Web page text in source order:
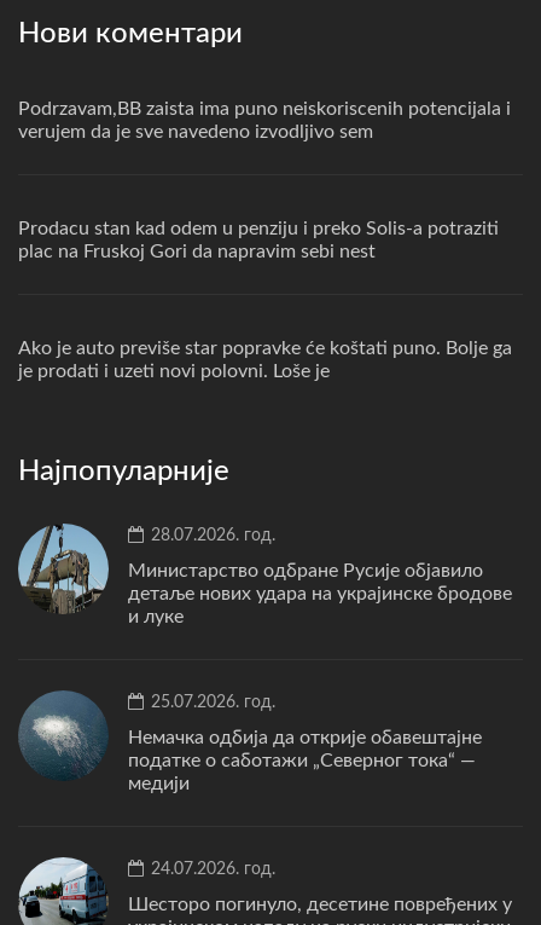
Нови коментари
Podrzavam,BB zaista ima puno neiskoriscenih potencijala i
verujem da je sve navedeno izvodljivo sem
Prodacu stan kad odem u penziju i preko Solis-a potraziti
plac na Fruskoj Gori da napravim sebi nest
Ako je auto previše star popravke će koštati puno. Bolje ga
je prodati i uzeti novi polovni. Loše je
Најпопуларније
28.07.2026. год.
Министарство одбране Русије објавило
детаље нових удара на украјинске бродове
и луке
25.07.2026. год.
Немачка одбија да открије обавештајне
податке о саботажи „Северног тока“ —
медији
24.07.2026. год.
Шесторо погинуло, десетине повређених у